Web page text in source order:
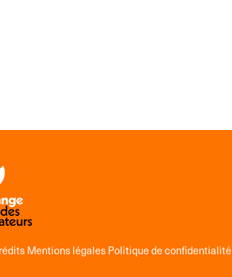
Mentions légales Politique de confidentialité